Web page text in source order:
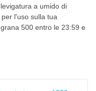
a umido di
l'uso sulla tua
500 entro le 23:59 e